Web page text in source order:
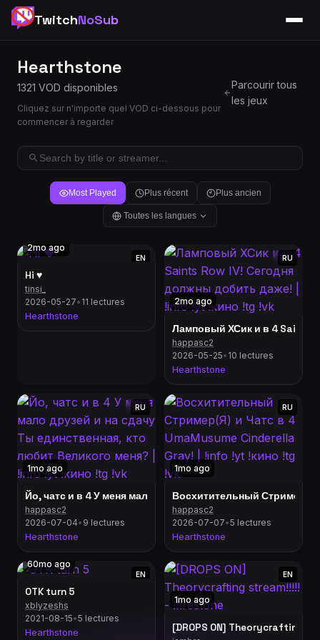
TwitchNoSub
Hearthstone
1321 VOD disponibles
Cliquez sur n'importe quel VOD ci-dessous pour
commencer à regarder
Parcourir tous
les jeux
Most Played Plus récent Plus ancien
Toutes les langues
2mo ago
EN
Hi ♥
tinsi_
2026-05-27• 11 lectures
Hearthstone
2mo ago
RU
happasc2
2026-05-25• 10 lectures
Hearthstone
1mo ago
RU
Йо, чатс и в 4 У меня мало друзей и на сдачу Ты
happasc2
2026-07-04• 9 lectures
Hearthstone
1mo ago
RU
Восхитительный Стример(Я)
happasc2
2026-07-07•5 lectures
Hearthstone
60mo ago
EN
OTK turn 5
xblyzeshs
2021-08-15•5 lectures
Hearthstone
1mo ago
EN
[DROPS ON] Theorycrafting